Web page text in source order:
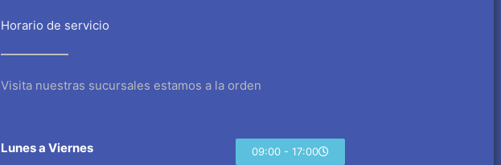
Horario de servicio
Visita nuestras sucursales estamos a la orden
Lunes a Viernes 09:00 - 17:00